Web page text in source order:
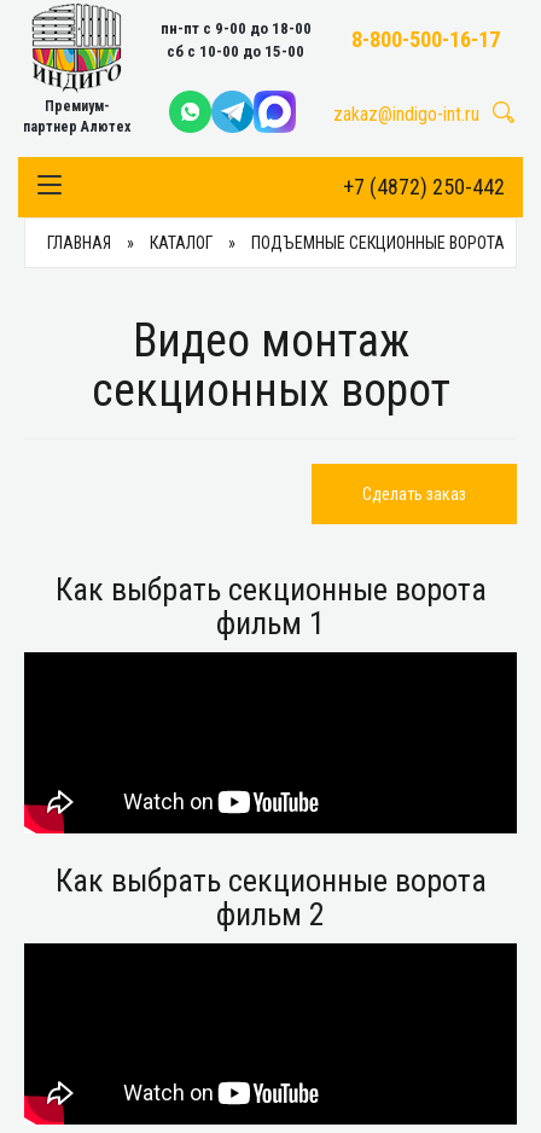
Премиум-
партнер Алютех
пн-пт с 9-00 до 18-00
сб с 10-00 до 15-00
8-800-500-16-17
zakaz@indigo-int.ru
+7 (4872) 250-442
Toggle Navigation
ГЛАВНАЯ КАТАЛОГ ПОДЪЕМНЫЕ СЕКЦИОННЫЕ ВОРОТА
Видео монтаж
секционных ворот
Сделать заказ
Как выбрать секционные ворота
фильм 1
Как выбрать секционные ворота
фильм 2